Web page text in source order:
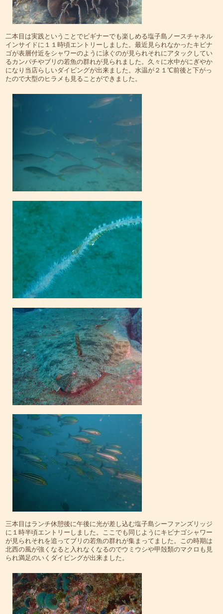
二本目は実践ということでビギナーでも楽しめる塩子島ノースチャネル
インサイドに１１時頃エントリーしました。最近見られなかったキビナ
ゴが表層付近をシャワーのように泳ぐのが見られそれにアタックしてい
るカンパチやブリの若魚の群れが見られました。久々に水中がにぎやか
になり当店らしいダイビングが出来ました。水温が２１℃前後と下がっ
たので大型のヒラメも見ることができました。
三本目はランチ休憩後に午後に光が差し込む塩子島シーファンズリッジ
に１時半頃エントリーしました。ここでも同じようにキビナゴシャワー
が見られそれを追ってブリの若魚の群れが集まってました。この時期は
北西の風が強くなると入れなくなるのでウミウシや甲殻類のマクロも見
られ満足のいくダイビングが出来ました。